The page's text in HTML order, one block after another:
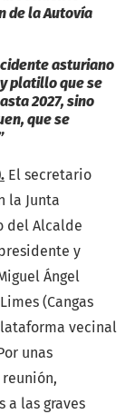
de la Autovía
asturiano
platillo que se
2027, sino
que se
El secretario
la Junta
del Alcalde
y
Ángel
(Cangas
vecinal
unas
reunión,
a las graves